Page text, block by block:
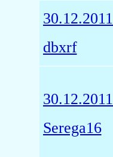
30.12.2011
dbxrf
30.12.2011
Serega16